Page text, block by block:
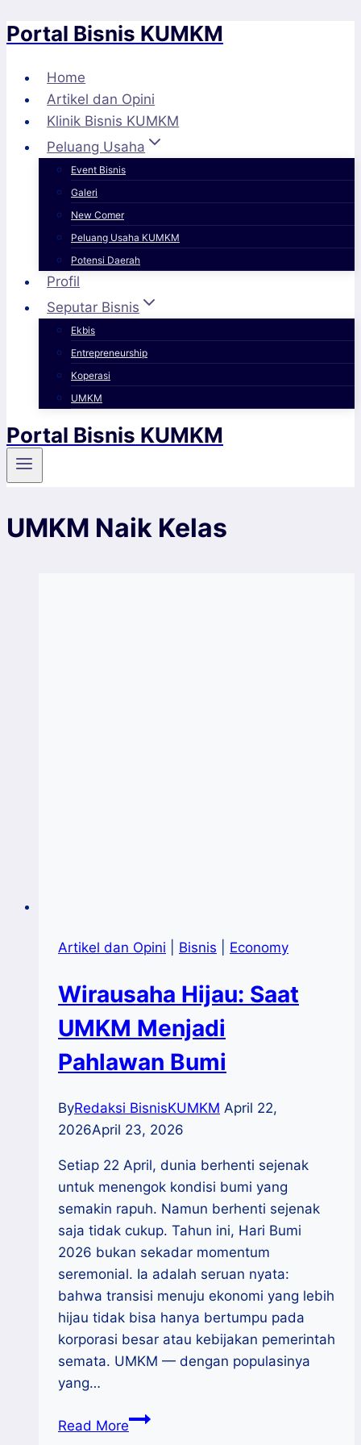
Skip
content
Portal Bisnis KUMKM
Home
Artikel dan Opini
Klinik Bisnis KUMKM
Peluang Usaha
Event Bisnis
Galeri
New Comer
Peluang Usaha KUMKM
Potensi Daerah
Profil
Seputar Bisnis
Ekbis
Entrepreneurship
Koperasi
UMKM
Portal Bisnis KUMKM
UMKM Naik Kelas
Artikel dan Opini Bisnis Economy
Wirausaha Hijau: Saat
UMKM Menjadi
Pahlawan Bumi
ByRedaksi BisnisKUMKM April 22,
2026April 23, 2026
Setiap 22 April, dunia berhenti sejenak
untuk menengok kondisi bumi yang
semakin rapuh. Namun berhenti sejenak
saja tidak cukup. Tahun ini, Hari Bumi
2026 bukan sekadar momentum
seremonial. Ia adalah seruan nyata:
bahwa transisi menuju ekonomi yang lebih
hijau tidak bisa hanya bertumpu pada
korporasi besar atau kebijakan pemerintah
semata. UMKM — dengan populasinya
yang…
Read MoreWirausaha